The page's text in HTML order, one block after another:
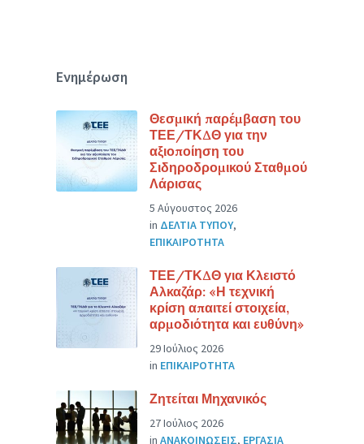
Ενημέρωση
Θεσμική παρέμβαση του
ΤΕΕ/ΤΚΔΘ για την
αξιοποίηση του
Σιδηροδρομικού Σταθμού
Λάρισας
5 Αύγουστος 2026
in ΔΕΛΤΙΑ ΤΥΠΟΥ,
ΕΠΙΚΑΙΡΟΤΗΤΑ
ΤΕΕ/ΤΚΔΘ για Κλειστό
Αλκαζάρ: «Η τεχνική
κρίση απαιτεί στοιχεία,
αρμοδιότητα και ευθύνη»
29 Ιούλιος 2026
in ΕΠΙΚΑΙΡΟΤΗΤΑ
Ζητείται Μηχανικός
27 Ιούλιος 2026
inΑΝΑΚΟΙΝΩΣΕΙΣ, ΕΡΓΑΣΙΑ